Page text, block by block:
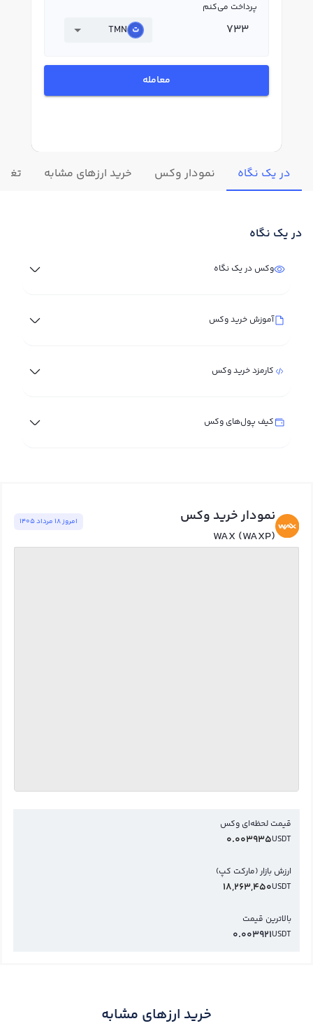
پرداخت می‌کنم
TMN
معامله
در یک نگاه نمودار وکس خرید ارزهای مشابه
در یک نگاه
وکس در یک نگاه
آموزش خرید وکس
کارمزد خرید وکس
کیف پول‌های وکس
نمودار خرید وکس
WAX (WAXP)
امروز ١٨ مرداد ١٤٠٥
قیمت لحظه‌ای وکس
USDT
0.003935
ارزش بازار (مارکت کپ)
USDT
18,263,450
بالاترین قیمت
USDT
0.003921
خرید ارزهای مشابه